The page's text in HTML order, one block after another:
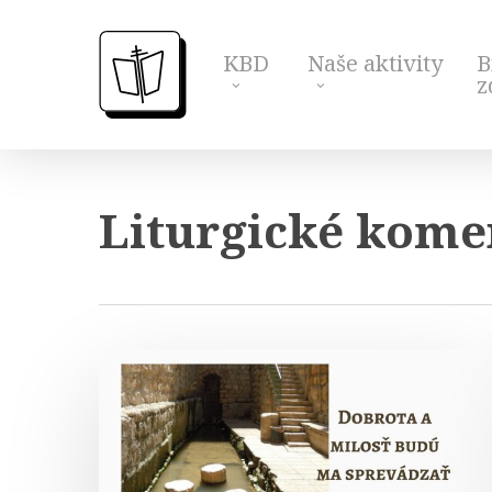
KBD Naše aktivity
Liturgické
Komentár
čítaniam
pôstnej